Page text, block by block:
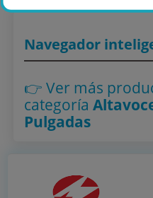
Navegador
👉 Ver más
categoría
Pulgadas